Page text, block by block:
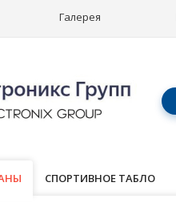
Галерея
СПОРТИВНОЕ ТАБЛО